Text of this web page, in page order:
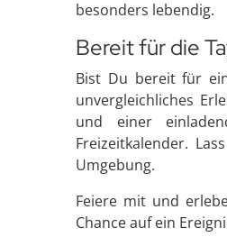
besonders lebendig.
Bereit für die
Bist Du bereit für
unvergleichliches
und einer
Freizeitkalender.
Umgebung.
Feiere mit und
Chance auf ein